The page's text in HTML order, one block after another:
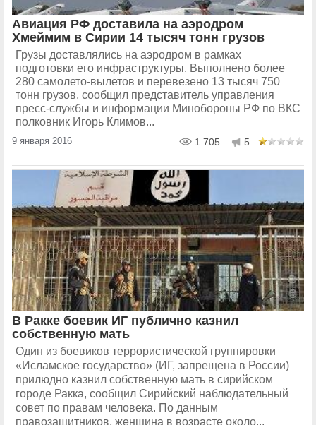
Авиация РФ доставила на аэродром
Хмеймим в Сирии 14 тысяч тонн грузов
Грузы доставлялись на аэродром в рамках
подготовки его инфраструктуры. Выполнено более
280 самолето-вылетов и перевезено 13 тысяч 750
тонн грузов, сообщил представитель управления
пресс-службы и информации Минобороны РФ по ВКС
полковник Игорь Климов...
9 января 2016 1 705 5
В Ракке боевик ИГ публично казнил
собственную мать
Один из боевиков террористической группировки
«Исламское государство» (ИГ, запрещена в России)
прилюдно казнил собственную мать в сирийском
городе Ракка, сообщил Сирийский наблюдательный
совет по правам человека. По данным
правозащитников, женщина в возрасте около...